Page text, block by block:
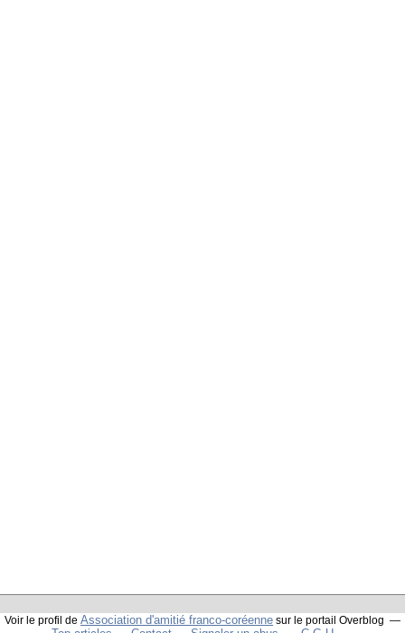
Voir le profil de Association d'amitié franco-coréenne sur le portail Overblog